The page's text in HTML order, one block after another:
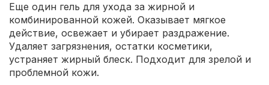
Еще один гель для ухода за жирной и
комбинированной кожей. Оказывает мягкое
действие, освежает и убирает раздражение.
Удаляет загрязнения, остатки косметики,
устраняет жирный блеск. Подходит для зрелой и
проблемной кожи.